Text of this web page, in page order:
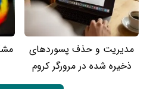
مدیریت و حذف پسوردهای
ذخیره شده در مرورگر کروم